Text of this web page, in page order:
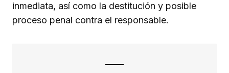
inmediata, así como la destitución y posible
proceso penal contra el responsable.